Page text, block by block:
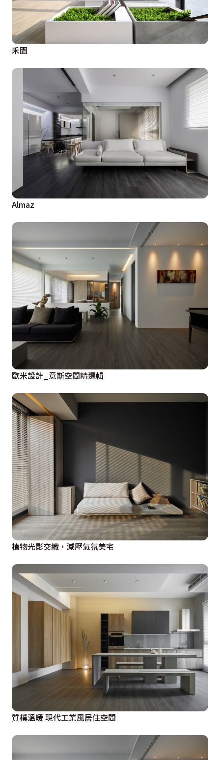
禾園
Almaz
歐米設計_意斯空間精選輯
植物光影交織，減壓氣氛美宅
質樸溫暖 現代工業風居住空間